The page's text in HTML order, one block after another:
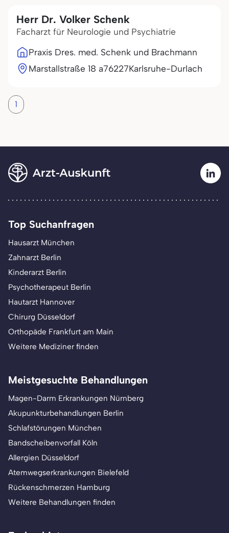
Herr Dr. Volker Schenk
Facharzt für Neurologie und Psychiatrie
Praxis Dres. med. Schenk und Brachmann
Marstallstraße 18 a76227Karlsruhe-Durlach
1
Top Suchanfragen
Hausarzt München
Zahnarzt Berlin
Kinderarzt Berlin
Psychotherapeut Berlin
Hautarzt Hannover
Chirurg Düsseldorf
Orthopäde Frankfurt am Main
Weitere Mediziner finden
Meistgesuchte Behandlungen
Magen-Darm Erkrankungen Nürnberg
Akupunkturbehandlungen Berlin
Schlafstörungen München
Bandscheibenvorfall Köln
Allergien Düsseldorf
Atemwegserkrankungen Bielefeld
Rückenschmerzen Hamburg
Weitere Behandlungen finden